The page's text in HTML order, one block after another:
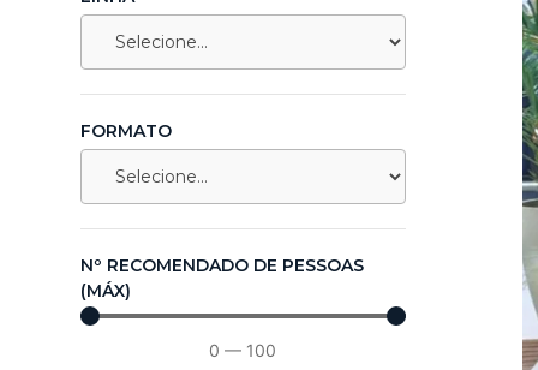
FORMATO
Nº RECOMENDADO DE PESSOAS
(MÁX)
0 — 100